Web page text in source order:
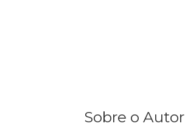
Sobre o Autor